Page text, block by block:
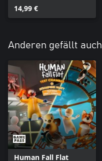
14,99 €
Anderen gefällt auch
Human Fall Flat